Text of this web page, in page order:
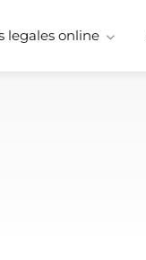
legales online